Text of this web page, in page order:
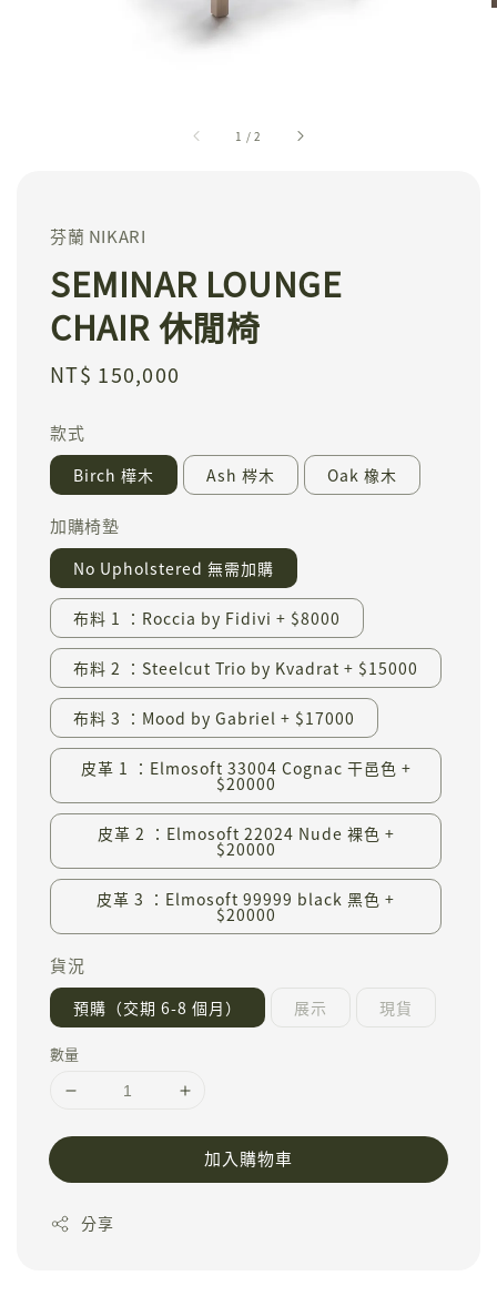
1 /2
芬蘭 NIKARI
SEMINAR LOUNGE
CHAIR 休閒椅
Regular
NT$ 150,000
款式
Birch 樺木 Ash 梣木 Oak 橡木
加購椅墊
No Upholstered 無需加購
布料 1 ：Roccia by Fidivi + $8000
布料 2 ：Steelcut Trio by Kvadrat + $15000
布料 3 ：Mood by Gabriel + $17000
皮革 1 ：Elmosoft 33004 Cognac 干邑色 +
$20000
皮革 2 ：Elmosoft 22024 Nude 裸色 +
$20000
皮革 3 ：Elmosoft 99999 black 黑色 +
$20000
貨況
預購（交期 6-8 個月） 展示 現貨
數量
加入購物車
分享